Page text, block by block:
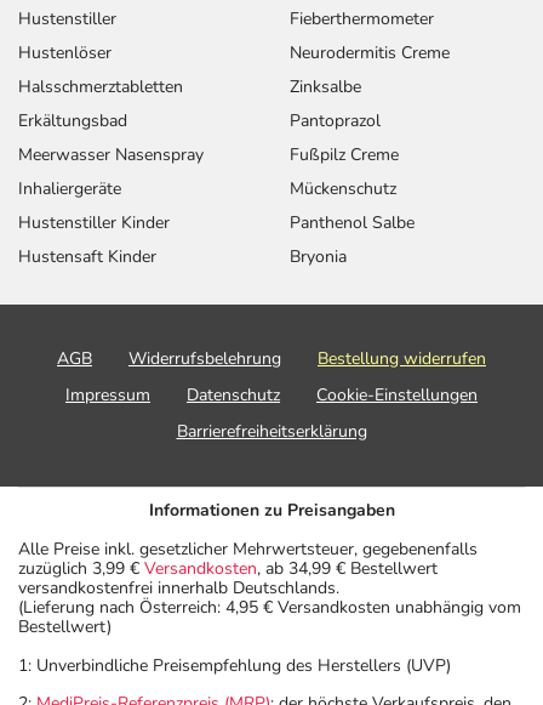
Hustenstiller
Hustenlöser
Halsschmerztabletten
Erkältungsbad
Meerwasser Nasenspray
Inhaliergeräte
Hustenstiller Kinder
Hustensaft Kinder
Fieberthermometer
Neurodermitis Creme
Zinksalbe
Pantoprazol
Fußpilz Creme
Mückenschutz
Panthenol Salbe
Bryonia
AGB Widerrufsbelehrung
Bestellung widerrufen
Impressum
Datenschutz
Cookie-Einstellungen
Barrierefreiheitserklärung
Informationen zu Preisangaben
Alle Preise inkl. gesetzlicher Mehrwertsteuer, gegebenenfalls
zuzüglich 3,99 € Versandkosten, ab 34,99 € Bestellwert
versandkostenfrei innerhalb Deutschlands.
(Lieferung nach Österreich: 4,95 € Versandkosten unabhängig vom
Bestellwert)
1: Unverbindliche Preisempfehlung des Herstellers (UVP)